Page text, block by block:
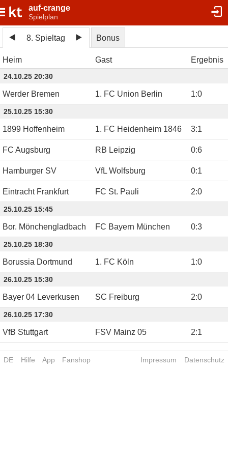
auf-crange
Spielplan
8. Spieltag Bonus
Heim Gast Ergebnis
24.10.25 20:30
Werder Bremen 1. FC Union Berlin 1:0
25.10.25 15:30
1899 Hoffenheim 1. FC Heidenheim 1846 3:1
FC Augsburg RB Leipzig 0:6
Hamburger SV VfL Wolfsburg 0:1
Eintracht Frankfurt FC St. Pauli 2:0
25.10.25 15:45
Bor. Mönchengladbach FC Bayern München 0:3
25.10.25 18:30
Borussia Dortmund 1. FC Köln 1:0
26.10.25 15:30
Bayer 04 Leverkusen SC Freiburg 2:0
26.10.25 17:30
VfB Stuttgart FSV Mainz 05 2:1
DE Hilfe App Fanshop Impressum Datenschutz